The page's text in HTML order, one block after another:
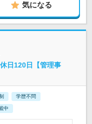
気になる
日120日【管理事
学歴不問
中